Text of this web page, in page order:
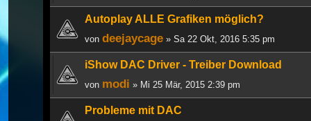
Autoplay ALLE Grafiken möglich?
von deejaycage » Sa 22 Okt, 2016 5:35 pm
iShow DAC Driver - Treiber Download
von modi » Mi 25 Mär, 2015 2:39 pm
Probleme mit DAC